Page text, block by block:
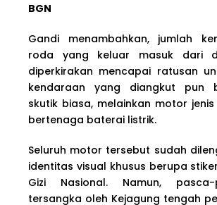
BGN
Gandi menambahkan, jumlah
roda yang keluar masuk dari
diperkirakan mencapai ratusan
kendaraan yang diangkut pun
skutik biasa, melainkan motor
bertenaga baterai listrik.
Seluruh motor tersebut sudah
identitas visual khusus berupa
Gizi Nasional. Namun, pasca-
tersangka oleh Kejagung tengah